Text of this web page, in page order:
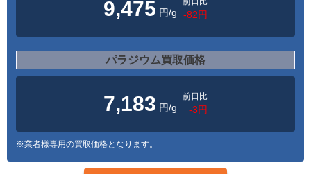
9,475 円/g -82円
パラジウム買取価格
7,183 円/g
前日比
-3円
※業者様専用の買取価格となります。